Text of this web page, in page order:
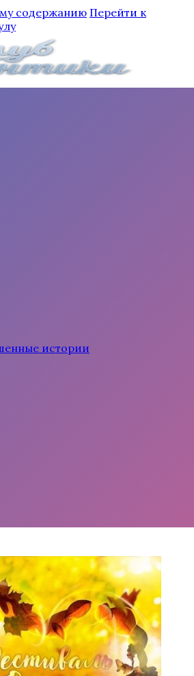
содержанию Перейти к
истории